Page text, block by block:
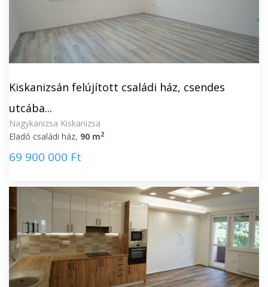
Kiskanizsán felújított családi ház, csendes
utcába...
Nagykanizsa Kiskanizsa
Eladó családi ház, 90 m2
69 900 000 Ft